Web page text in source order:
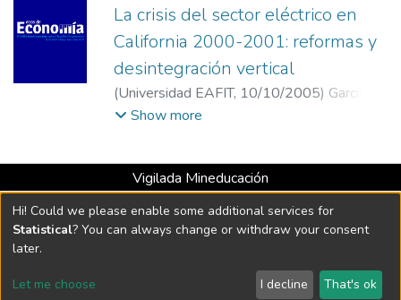
La crisis del sector eléctrico en
California 2000-2001: reformas y
desintegración vertical
(Universidad EAFIT, 10/10/2005) García
Rendón, John Jairo
Show more
Vigilada Mineducación
Universidad con Acreditación Institucional hasta 2026 -
Resolución MEN 2158 de 2018
DSpace software copyright © 2002-2026 LYRASIS
Hi! Could we please enable some additional services for
Statistical? You can always change or withdraw your consent
later.
Let me choose I decline That's ok